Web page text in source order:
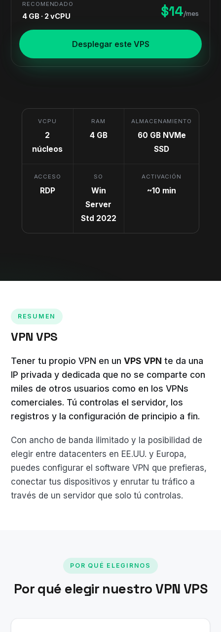
RECOMENDADO
4 GB · 2 vCPU $14/mes
Desplegar este VPS
VCPU
2
núcleos
RAM
4 GB
ALMACENAMIENTO
60 GB NVMe
SSD
ACCESO
RDP
SO
Win
Server
Std 2022
ACTIVACIÓN
~10 min
RESUMEN
VPN VPS
Tener tu propio VPN en un VPS VPN te da una
IP privada y dedicada que no se comparte con
miles de otros usuarios como en los VPNs
comerciales. Tú controlas el servidor, los
registros y la configuración de principio a fin.
Con ancho de banda ilimitado y la posibilidad de
elegir entre datacenters en EE.UU. y Europa,
puedes configurar el software VPN que prefieras,
conectar tus dispositivos y enrutar tu tráfico a
través de un servidor que solo tú controlas.
POR QUÉ ELEGIRNOS
Por qué elegir nuestro VPN VPS